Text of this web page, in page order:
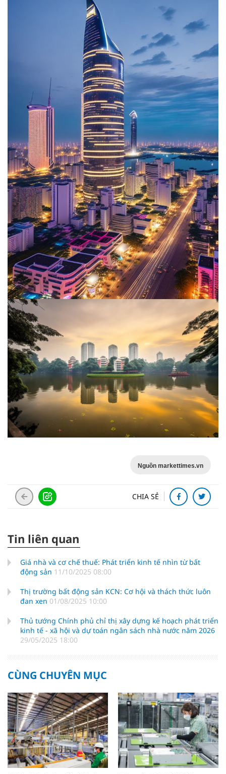
Nguồn markettimes.vn
CHIA SẺ
Tin liên quan
Giá nhà và cơ chế thuế: Phát triển kinh tế nhìn từ bất
động sản 11/10/2025 08:00
Thị trường bất động sản KCN: Cơ hội và thách thức luôn
đan xen 01/08/2025 10:00
Thủ tướng Chính phủ chỉ thị xây dựng kế hoạch phát triển
kinh tế - xã hội và dự toán ngân sách nhà nước năm 2026
29/05/2025 18:00
CÙNG CHUYÊN MỤC